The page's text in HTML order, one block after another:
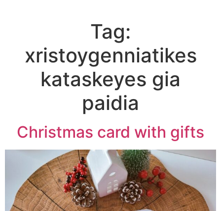
Tag:
xristoygenniatikes
kataskeyes gia
paidia
Christmas card with gifts